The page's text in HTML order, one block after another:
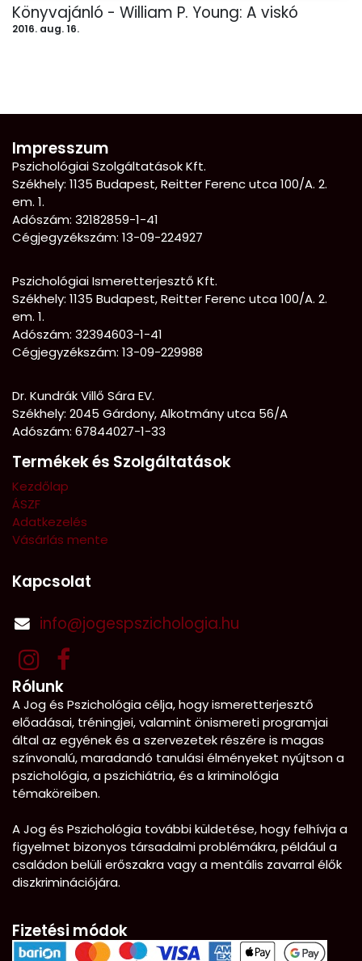
Könyvajánló - William P. Young: A viskó
2016. aug. 16.
Impresszum
Pszichológiai Szolgáltatások Kft.
Székhely: 1135 Budapest, Reitter Ferenc utca 100/A. 2.
em. 1.
Adószám: 32182859-1-41
Cégjegyzékszám: 13-09-224927
Pszichológiai Ismeretterjesztő Kft.
Székhely: 1135 Budapest, Reitter Ferenc utca 100/A. 2.
em. 1.
Adószám: 32394603-1-41
Cégjegyzékszám: 13-09-229988
Dr. Kundrák Villő Sára EV.
Székhely: 2045 Gárdony, Alkotmány utca 56/A
Adószám: 67844027-1-33
Termékek és Szolgáltatások
Kezdőlap
ÁSZF
Adatkezelés
Vásárlás mente
Kapcsolat
info@jogespszichologia.hu
Rólunk
A Jog és Pszichológia célja, hogy ismeretterjesztő
előadásai, tréningjei, valamint önismereti programjai
által az egyének és a szervezetek részére is magas
színvonalú, maradandó tanulási élményeket nyújtson a
pszichológia, a pszichiátria, és a kriminológia
témaköreiben.
A Jog és Pszichológia további küldetése, hogy felhívja a
figyelmet bizonyos társadalmi problémákra, például a
családon belüli erőszakra vagy a mentális zavarral élők
diszkriminációjára.
Fizetési módok